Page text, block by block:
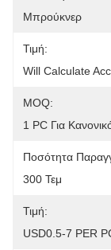
Μπρούκνερ
Τιμή:
Will Calculate
MOQ:
1 PC Για
Ποσότητα
300 Τεμ
Τιμή:
USD0.5-7 PER